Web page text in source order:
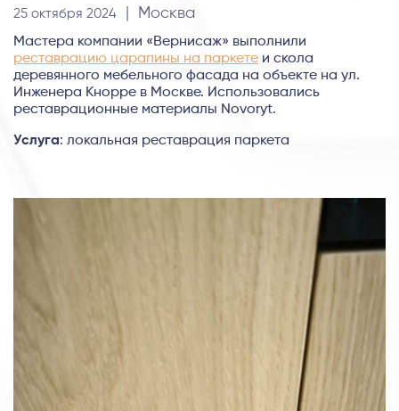
25 октября 2024 | Москва
Мастера компании «Вернисаж» выполнили
реставрацию царапины на паркете и скола
деревянного мебельного фасада на объекте на ул.
Инженера Кнорре в Москве. Использовались
реставрационные материалы Novoryt.
Услуга: локальная реставрация паркета